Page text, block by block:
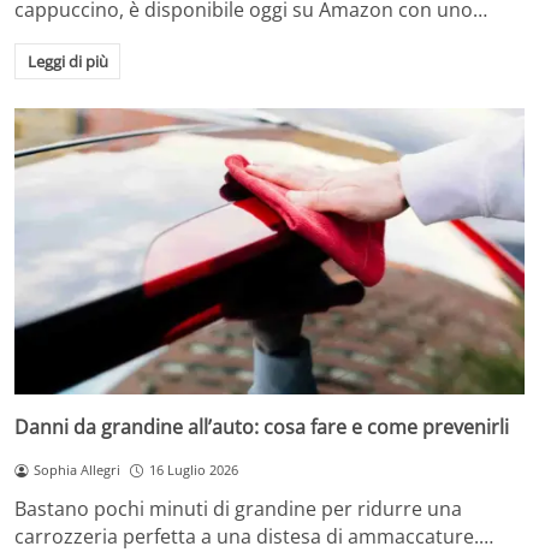
cappuccino, è disponibile oggi su Amazon con uno…
Leggi di più
Danni da grandine all’auto: cosa fare e come prevenirli
Sophia Allegri 16 Luglio 2026
Bastano pochi minuti di grandine per ridurre una
carrozzeria perfetta a una distesa di ammaccature.…